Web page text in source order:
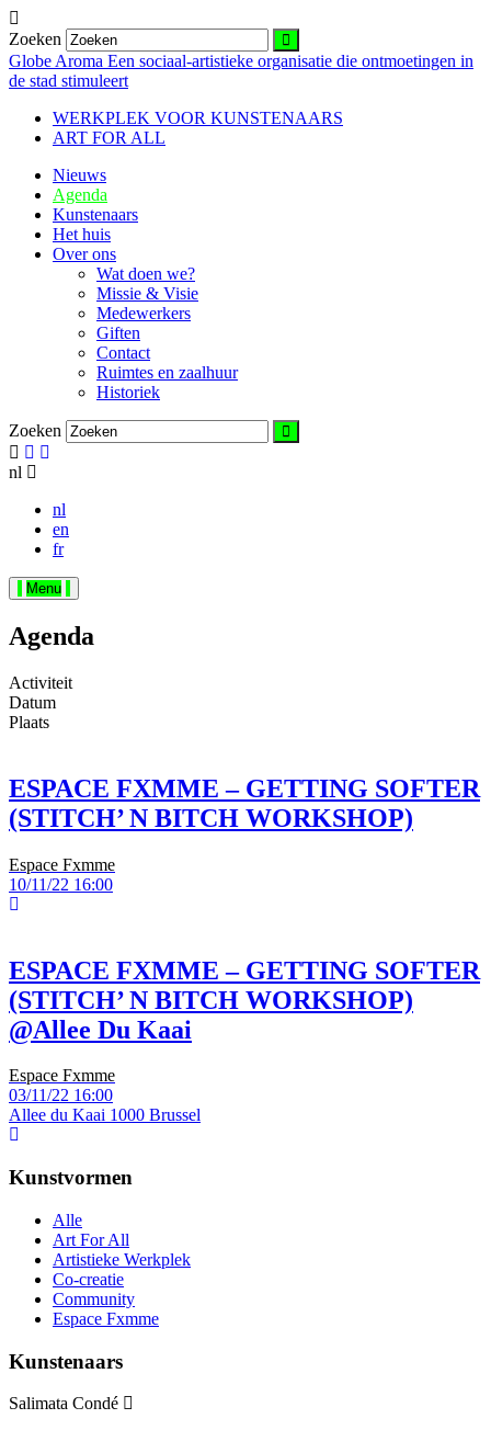
Zoeken
Globe Aroma Een sociaal-artistieke organisatie die ontmoetingen in
de stad stimuleert
WERKPLEK VOOR KUNSTENAARS
ART FOR ALL
Nieuws
Agenda
Kunstenaars
Het huis
Over ons
Wat doen we?
Missie & Visie
Medewerkers
Giften
Contact
Ruimtes en zaalhuur
Historiek
Zoeken
nl
nl
en
fr
Menu
Agenda
Activiteit
Datum
Plaats
ESPACE FXMME – GETTING SOFTER
(STITCH’ N BITCH WORKSHOP)
Espace Fxmme
10/11/22 16:00
ESPACE FXMME – GETTING SOFTER
(STITCH’ N BITCH WORKSHOP)
@Allee Du Kaai
Espace Fxmme
03/11/22 16:00
Allee du Kaai 1000 Brussel
Kunstvormen
Alle
Art For All
Artistieke Werkplek
Co-creatie
Community
Espace Fxmme
Kunstenaars
Salimata Condé